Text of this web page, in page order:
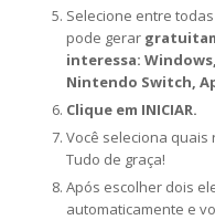
Selecione entre
pode gerar
interessa: Windows,
Nintendo Switch,
Clique em INICIAR.
Você seleciona
Tudo de graça!
Após escolher dois
automaticamente e